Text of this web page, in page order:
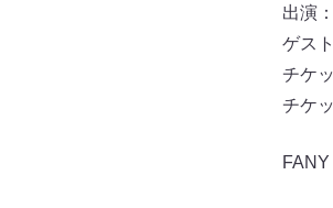
出演
ゲス
チケ
チケ